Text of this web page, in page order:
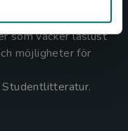
som väcker läslust
möjligheter för
Studentlitteratur.